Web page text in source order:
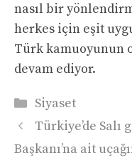
nasıl bir
herkes için eşit
Türk kamuoyunun
devam ediyor.
Kategoriler
Siyaset
Türkiye’de
Başkanı’na ait